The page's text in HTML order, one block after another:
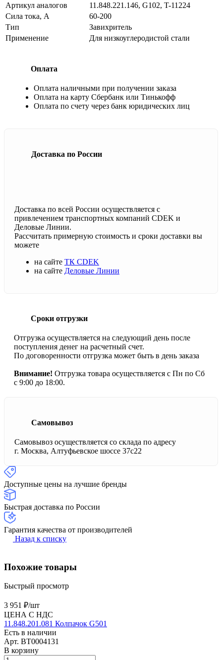
Артикул аналогов
11.848.221.146, G102, T-11224
Сила тока, А
60-200
Тип
Завихритель
Применение
Для низкоуглеродистой стали
Оплата
Оплата наличными при получении заказа
Оплата на карту Сбербанк или Тинькофф
Оплата по счету через банк юридических лиц
Доставка по России
Доставка по всей России осуществляется с
привлечением транспортных компаний CDEK и
Деловые Линии.
Рассчитать примерную стоимость и сроки доставки вы
можете
на сайте ТК CDEK
на сайте Деловые Линии
Сроки отгрузки
Отгрузка осуществляется на следующий день после
поступления денег на расчетный счет.
По договоренности отгрузка может быть в день заказа
Внимание! Отгрузка товара осуществляется с Пн по Сб
с 9:00 до 18:00.
Самовывоз
Самовывоз осуществляется со склада по адресу
г. Москва, Алтуфьевское шоссе 37с22
Доступные цены на лучшие бренды
Быстрая доставка по России
Гарантия качества от производителей
Назад к списку
Похожие товары
Быстрый просмотр
3 951 ₽/шт
ЦЕНА С НДС
11.848.201.081 Колпачок G501
Есть в наличии
Арт. BT0004131
В корзину